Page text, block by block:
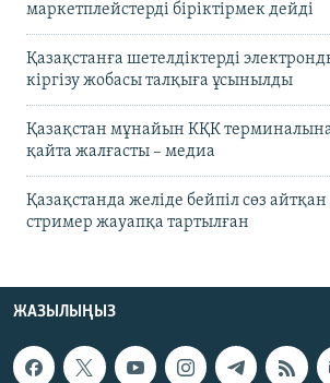
маркетплейстерді біріктірмек дейді
Қазақстанға шетелдіктерді
кіргізу жобасы талқыға ұсынылды
Қазақстан мұнайын КҚК
қайта жалғасты – медиа
Қазақстанда желіде бейпіл сөз
стример жауапқа тартылған
ЖАЗЫЛЫҢЫЗ